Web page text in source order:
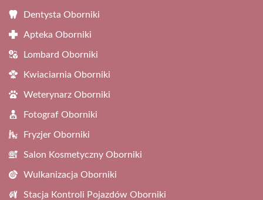
Dentysta Oborniki
Apteka Oborniki
Lombard Oborniki
Kwiaciarnia Oborniki
Weterynarz Oborniki
Fotograf Oborniki
Fryzjer Oborniki
Salon Kosmetyczny Oborniki
Wulkanizacja Oborniki
Stacja Kontroli Pojazdów Oborniki